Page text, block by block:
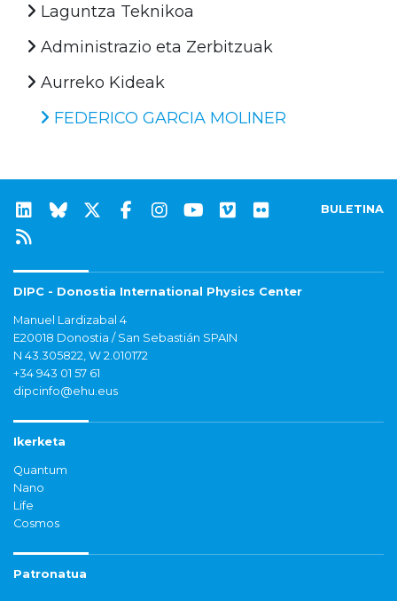
Laguntza Teknikoa
Administrazio eta Zerbitzuak
Aurreko Kideak
FEDERICO GARCIA MOLINER
BULETINA
DIPC - Donostia International Physics Center
Manuel Lardizabal 4
E20018 Donostia / San Sebastián SPAIN
N 43.305822, W 2.010172
+34 943 01 57 61
dipcinfo@ehu.eus
Ikerketa
Quantum
Nano
Life
Cosmos
Patronatua